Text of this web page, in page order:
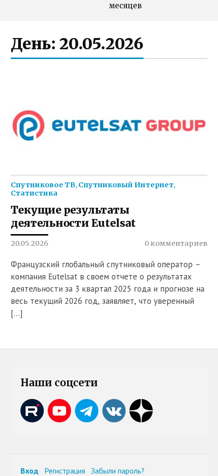
месяцев
День:20.05.2026
Спутниковое ТВ, Спутниковый Интернет,
Статистика
Текущие результаты
деятельности Eutelsat
20.05.2026 0 комментариев
Французский глобальный спутниковый оператор –
компания Eutelsat в своем отчете о результатах
деятельности за 3 квартал 2025 года и прогнозе на
весь текущий 2026 год, заявляет, что уверенный
[…]
Наши соцсети
Вход Регистрация
Забыли пароль?